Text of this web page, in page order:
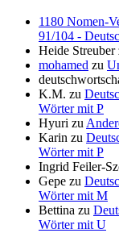
1180 Nomen-
91/104 -
Heide Streuber
mohamed zu
K.M. zu
Wörter mit P
Hyuri zu
Karin zu
Wörter mit P
Ingrid Feiler-
Gepe zu
Wörter mit M
Bettina zu
Wörter mit U